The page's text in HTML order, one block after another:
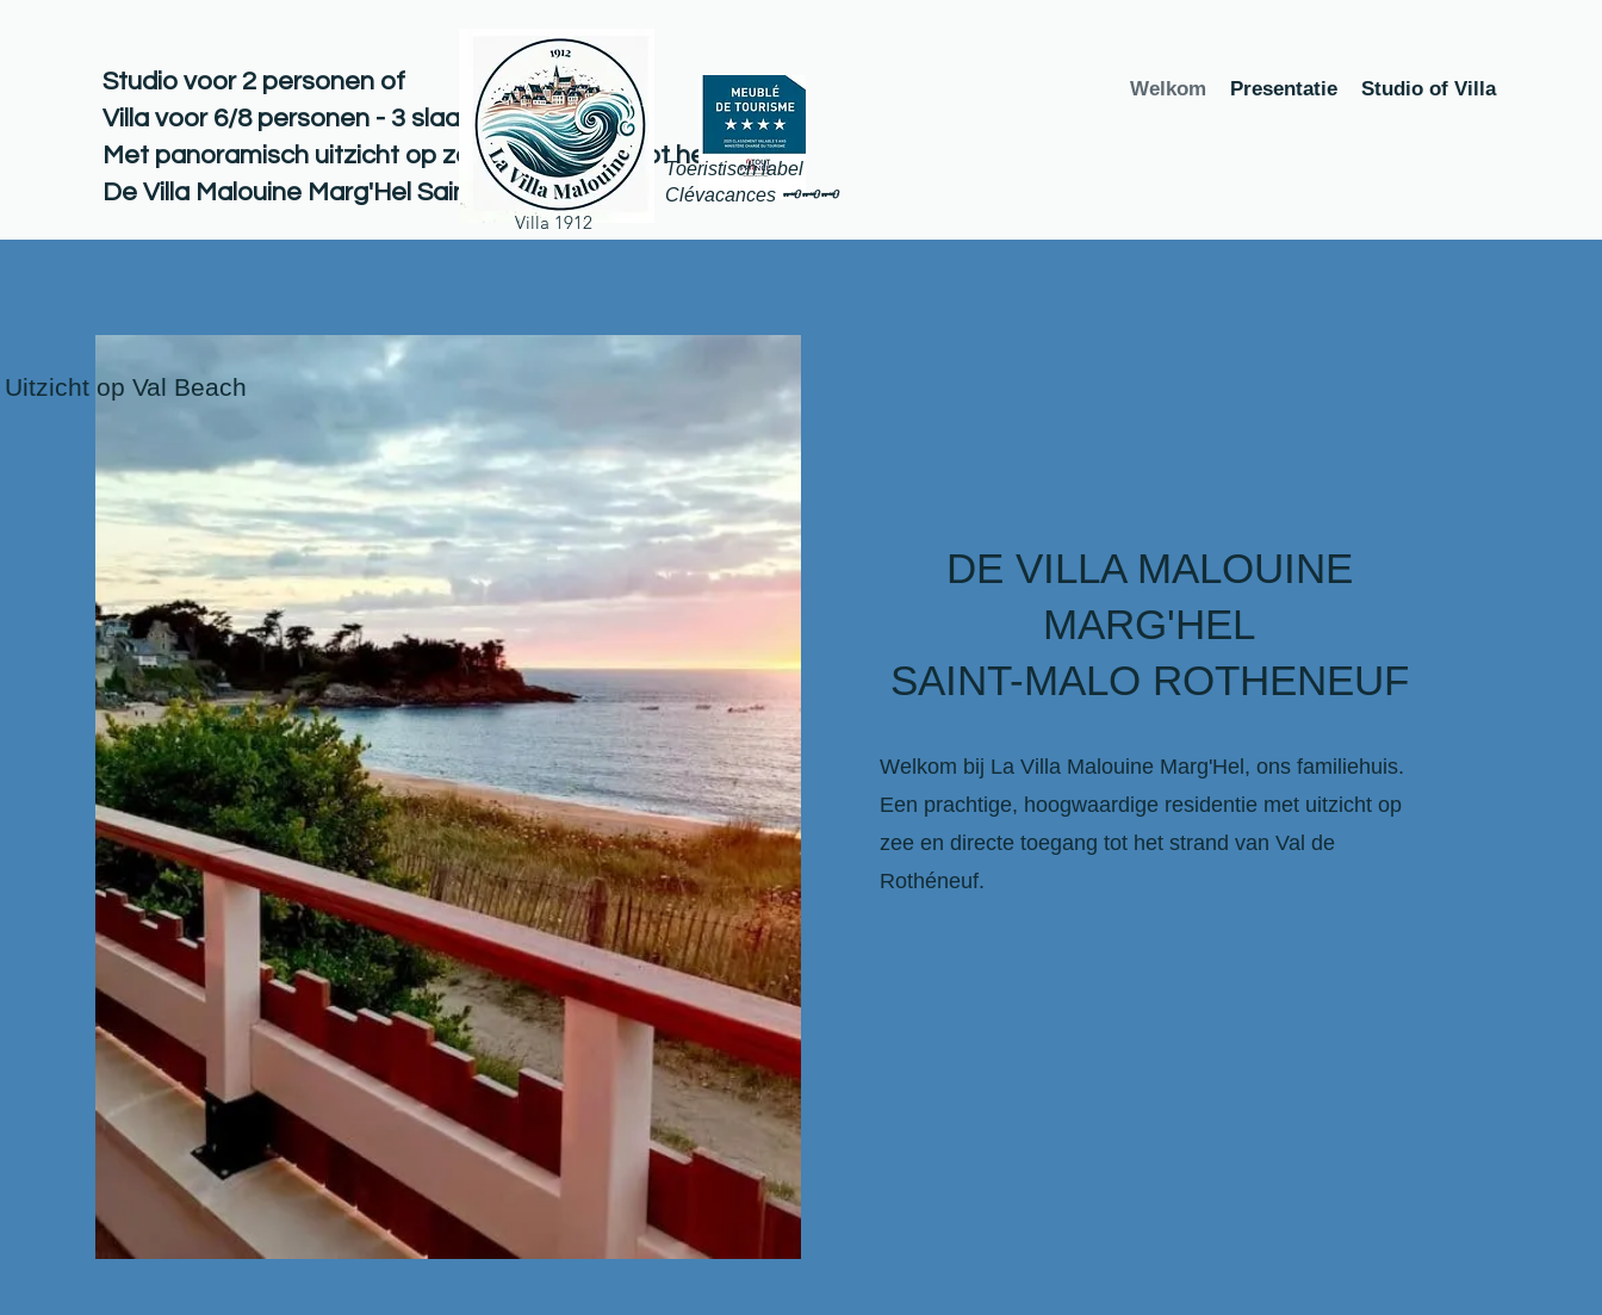
Studio voor 2 personen of
Villa voor 6/8 personen - 3 slaapkamers, 130m²
Met panoramisch uitzicht op zee en toegang tot het strand
De Villa Malouine Marg'Hel Saint-Malo
Villa 1912
Welkom Presentatie Studio of Villa
Toeristisch label
Clévacances 🗝️🗝️🗝️
Uitzicht op Val Beach
DE VILLA MALOUINE
MARG'HEL
SAINT-MALO ROTHENEUF
Welkom bij La Villa Malouine Marg'Hel, ons familiehuis.
Een prachtige, hoogwaardige residentie met uitzicht op
zee en directe toegang tot het strand van Val de
Rothéneuf.